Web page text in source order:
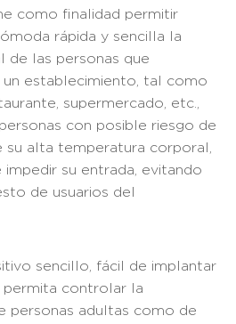
como finalidad permitir
rápida y sencilla la
de las personas que
establecimiento, tal como
supermercado, etc.,
con posible riesgo de
alta temperatura corporal,
su entrada, evitando
de usuarios del
sencillo, fácil de implantar
permita controlar la
personas adultas como de